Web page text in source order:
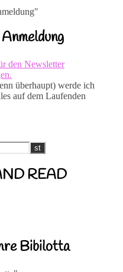
den Newsletter
überhaupt) werde ich
auf dem Laufenden
READ
Bibilotta